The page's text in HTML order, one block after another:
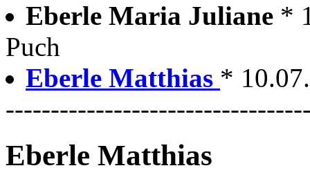
Eberle Maria Juliane *
Puch
Eberle Matthias *
Eberle Matthias